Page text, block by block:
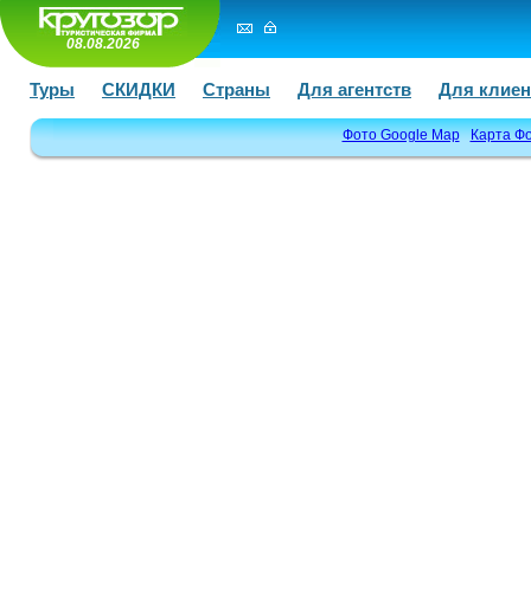
08.08.2026
Туры СКИДКИ Страны Для агентств Для
Фото Google Map Карта